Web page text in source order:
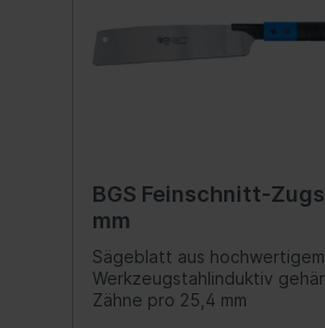
BGS Feinschnitt-
mm
Sägeblatt aus
Werkzeugstahlinduktiv
Zähne pro 25,4 mm